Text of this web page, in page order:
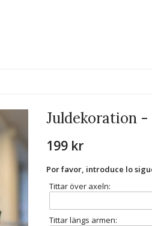
Juldekoration -
199 kr
Por favor, introduce lo
Tittar över axeln:
Tittar längs armen: